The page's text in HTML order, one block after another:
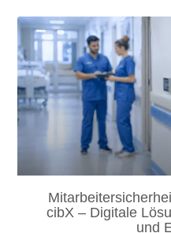
cibX – Digitale
und